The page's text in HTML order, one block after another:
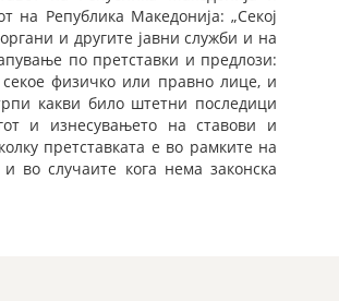
на Република Македонија: „Секој
и другите јавни служби и на
по претставки и предлози:
физичко или правно лице, и
какви било штетни последици
и изнесувањето на ставови и
претставката е во рамките на
во случаите кога нема законска